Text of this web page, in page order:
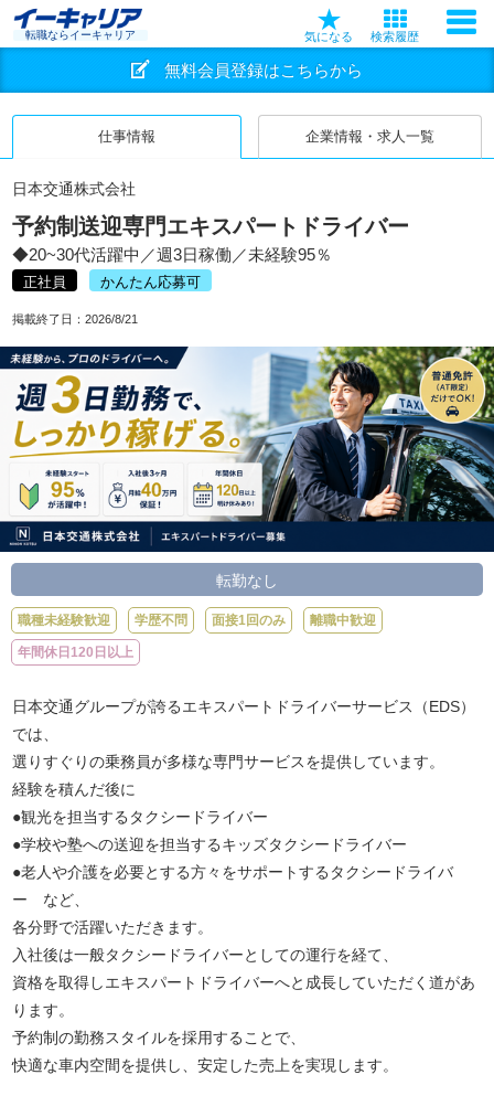
転職ならイーキャリア 気になる 検索履歴
無料会員登録はこちらから
仕事情報 企業情報・求人一覧
日本交通株式会社
予約制送迎専門エキスパートドライバー
◆20~30代活躍中／週3日稼働／未経験95％
正社員 かんたん応募可
掲載終了日： 2026/8/21
転勤なし
職種未経験歓迎 学歴不問 面接1回のみ 離職中歓迎
年間休日120日以上
日本交通グループが誇るエキスパートドライバーサービス（EDS）
では、
選りすぐりの乗務員が多様な専門サービスを提供しています。
経験を積んだ後に
●観光を担当するタクシードライバー
●学校や塾への送迎を担当するキッズタクシードライバー
●老人や介護を必要とする方々をサポートするタクシードライバ
ー など、
各分野で活躍いただきます。
入社後は一般タクシードライバーとしての運行を経て、
資格を取得しエキスパートドライバーへと成長していただく道があ
ります。
予約制の勤務スタイルを採用することで、
快適な車内空間を提供し、安定した売上を実現します。